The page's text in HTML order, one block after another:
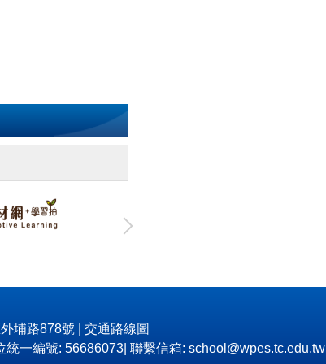
埔路878號 | 交通路線圖
一編號: 56686073| 聯繫信箱: school@wpes.tc.edu.tw